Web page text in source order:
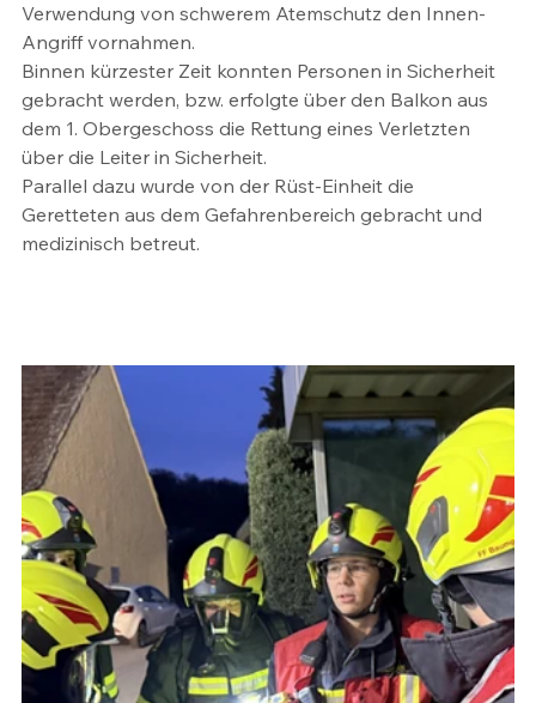
Verwendung von schwerem Atemschutz den Innen-
Angriff vornahmen.
Binnen kürzester Zeit konnten Personen in Sicherheit
gebracht werden, bzw. erfolgte über den Balkon aus
dem 1. Obergeschoss die Rettung eines Verletzten
über die Leiter in Sicherheit.
Parallel dazu wurde von der Rüst-Einheit die
Geretteten aus dem Gefahrenbereich gebracht und
medizinisch betreut.